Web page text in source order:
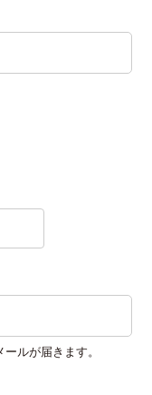
ルが届きます。